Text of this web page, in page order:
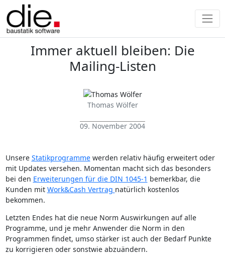
Immer aktuell bleiben: Die
Mailing-Listen
Thomas Wölfer
09. November 2004
Unsere Statikprogrammewerden relativ häufig erweitert oder
mit Updates versehen. Momentan macht sich das besonders
bei den Erweiterungen für die DIN 1045-1 bemerkbar, die
Kunden mit Work&Cash Vertrag natürlich kostenlos
bekommen.
Letzten Endes hat die neue Norm Auswirkungen auf alle
Programme, und je mehr Anwender die Norm in den
Programmen findet, umso stärker ist auch der Bedarf Punkte
zu korrigieren oder sonstwie abzuändern.